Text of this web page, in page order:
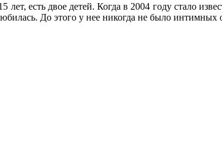
есть двое детей. Когда в 2004 году стало
До этого у нее никогда не было